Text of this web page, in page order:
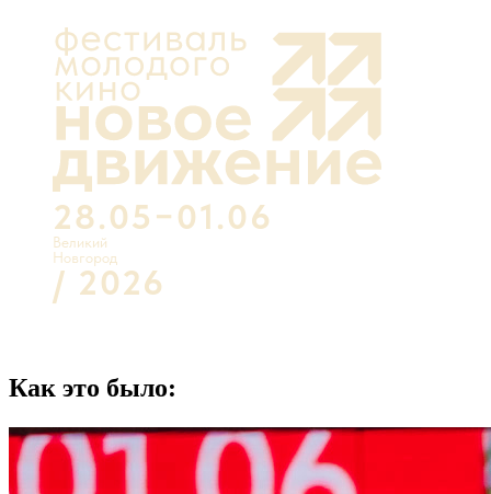
28.05−01.06
Великий
Новгород
/ 2026
Как это было: